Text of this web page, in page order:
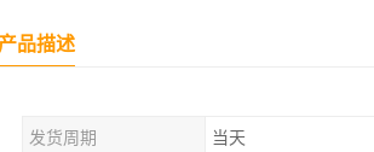
产品描述
发货周期 当天